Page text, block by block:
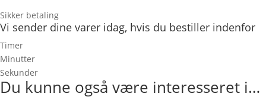
Sikker betaling
Vi sender dine varer idag, hvis du bestiller indenfor
Timer
Minutter
Sekunder
Du kunne også være interesseret i…